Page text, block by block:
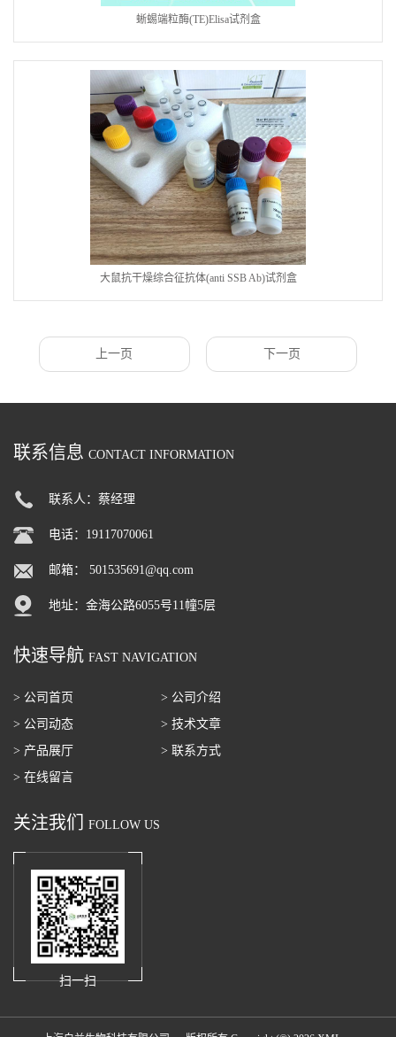
蜥蜴端粒酶(TE)Elisa试剂盒
大鼠抗干燥综合征抗体(anti SSB Ab)试剂盒
上一页 下一页
联系信息 CONTACT INFORMATION
联系人：蔡经理
电话：19117070061
邮箱： 501535691@qq.com
地址：金海公路6055号11幢5层
快速导航 FAST NAVIGATION
> 公司首页
> 公司介绍
> 公司动态
> 技术文章
> 产品展厅
> 联系方式
> 在线留言
关注我们 FOLLOW US
扫一扫